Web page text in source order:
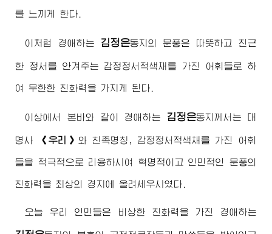
를 느끼게 한다.
이처럼 경애하는 김정은동지 의 문풍은 따뜻하고 친근
한 정서를 안겨주는 감정정서적색채를 가진 어휘들로 하
여 무한한 친화력을 가지게 된다.
이상에서 본바와 같이 경애하는 김정은동지 께서는 대
명사 《우리》 와 친족명칭, 감정정서적색채를 가진 어휘
들을 적극적으로 리용하시여 혁명적이고 인민적인 문풍의
친화력을 최상의 경지에 올려세우시였다.
오늘 우리 인민들은 비상한 친화력을 가진 경애하는